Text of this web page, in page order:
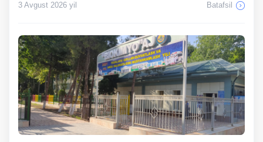
3 Avgust 2026 yil Batafsil